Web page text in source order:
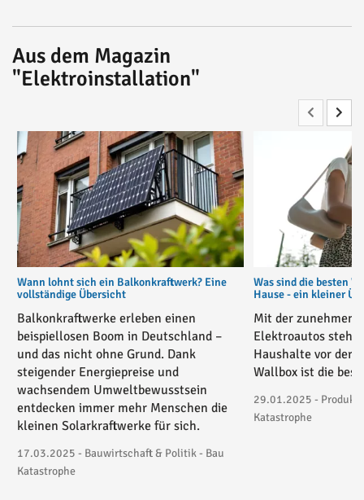
Aus dem Magazin
"Elektroinstallation"
Wann lohnt sich ein Balkonkraftwerk? Eine
vollständige Übersicht
Balkonkraftwerke erleben einen
beispiellosen Boom in Deutschland –
und das nicht ohne Grund. Dank
steigender Energiepreise und
wachsendem Umweltbewusstsein
entdecken immer mehr Menschen die
kleinen Solarkraftwerke für sich.
17.03.2025 - Bauwirtschaft & Politik - Bau
Katastrophe
Was sind die besten
Hause - ein kleiner
Mit der
Elektroautos
Haushalte vor der
Wallbox ist die
29.01.2025 -
Katastrophe